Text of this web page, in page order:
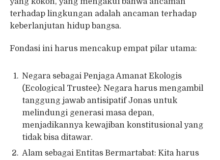
terhadap lingkungan adalah ancaman terhadap
keberlanjutan hidup bangsa.
Fondasi ini harus mencakup empat pilar utama:
Negara sebagai Penjaga Amanat Ekologis
(Ecological Trustee): Negara harus mengambil
tanggung jawab antisipatif Jonas untuk
melindungi generasi masa depan,
menjadikannya kewajiban konstitusional yang
tidak bisa ditawar.
Alam sebagai Entitas Bermartabat: Kita harus